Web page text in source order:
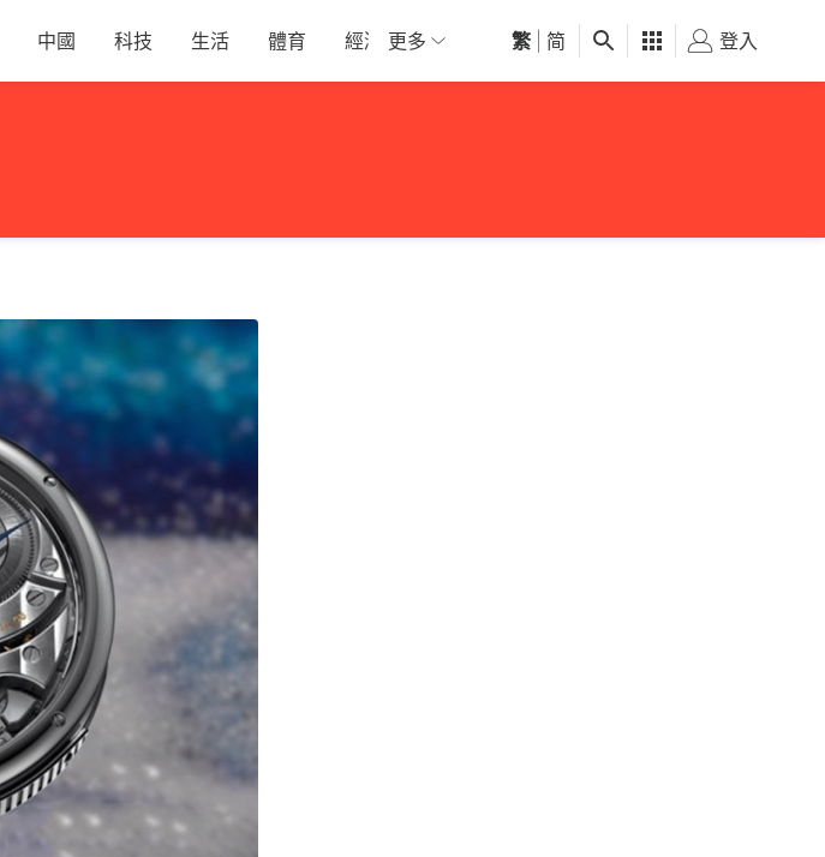
中國 科技 生活 體育 經濟 01深圳 觀點 健康 好食玩飛
更多 繁 简 登入